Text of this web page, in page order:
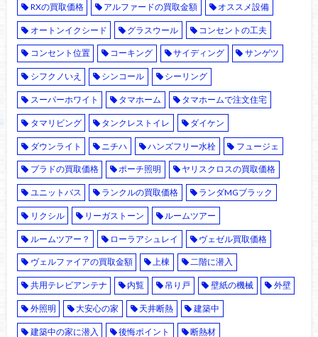
RXの買取価格
アルファードの買取金額 オススメ設備
オートンイクシード グラスウール コンセントの工夫
コンセント位置 コーキング サイディング サンゲツ
シフクノいえ シンコール シーリング
スーパーホワイト タマホーム タマホームで注文住宅
タマリビング タンクレストイレ ダイケン
ダウンライト ニチハ ハンズフリー水栓 フュージェ
プラドの買取価格 ポーチ照明 ヤリスクロスの買取価格
ユニットバス ランクルの買取価格 ランダMGブラック
リクシル リーガストーン ルームツアー
ルームツアー？ ローラアシュレイ ヴェゼル買取価格
ヴェルファイアの買取金額 上棟 二階に潜入
共用テレビアンテナ 内覧 吊り戸 壁紙の機械 外壁
外照明 大安心の家 天井断熱 建築中
建築中の家に潜入 後悔ポイント 断熱材